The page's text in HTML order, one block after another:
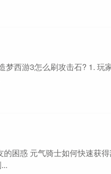
梦西游3怎么刷攻击石? 1. 玩
困惑 元气骑士如何快速获